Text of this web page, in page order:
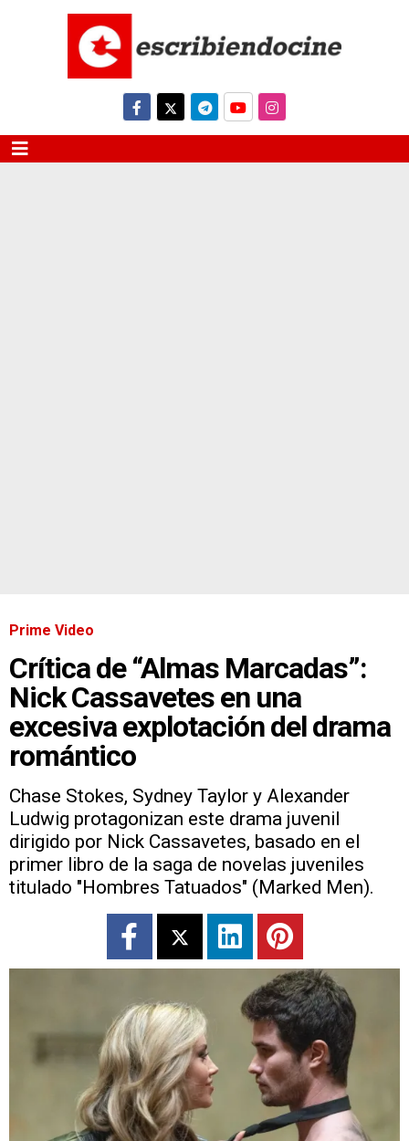
Prime Video
Crítica de “Almas Marcadas”:
Nick Cassavetes en una
excesiva explotación del drama
romántico
Chase Stokes, Sydney Taylor y Alexander
Ludwig protagonizan este drama juvenil
dirigido por Nick Cassavetes, basado en el
primer libro de la saga de novelas juveniles
titulado "Hombres Tatuados" (Marked Men).